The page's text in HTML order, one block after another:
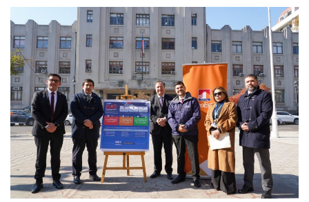
Tribunales
Deporte
Política
Espectáculos